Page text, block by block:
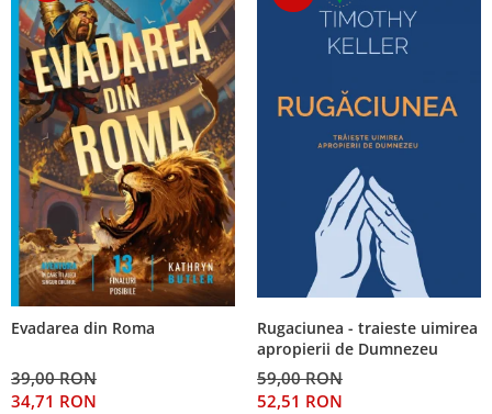
Evadarea din Roma
39,00 RON
34,71 RON
Rugaciunea - traieste uimirea
apropierii de Dumnezeu
59,00 RON
52,51 RON